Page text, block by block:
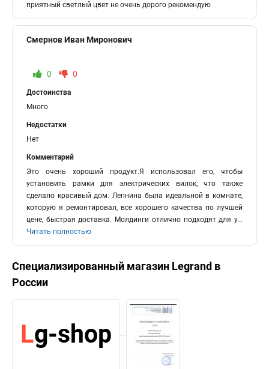
приятный светлый цвет не очень дорого рекомендую
Смернов Иван Миронович
0 0
Достоинства
Много
Недостатки
Нет
Комментарий
Это очень хороший продукт.Я использовал его, чтобы
установить рамки для электрических вилок, что также
сделало красивый дом. Лепнина была идеальной в комнате,
которую я ремонтировал, все хорошего качества по лучшей
цене, быстрая доставка. Молдинги отлично подходят для у...
Читать полностью
Специализированный магазин Legrand в
России